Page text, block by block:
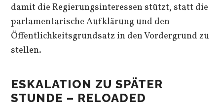
damit die Regierungsinteressen stützt, statt die
parlamentarische Aufklärung und den
Öffentlichkeitsgrundsatz in den Vordergrund zu
stellen.
ESKALATION ZU SPÄTER
STUNDE – RELOADED